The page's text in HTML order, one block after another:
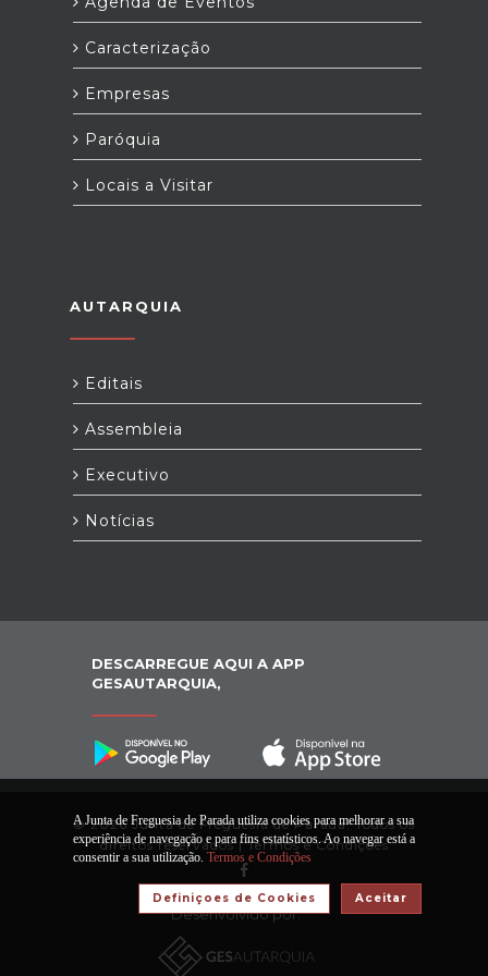
Caracterização
Empresas
Paróquia
Locais a Visitar
AUTARQUIA
Editais
Assembleia
Executivo
Notícias
DESCARREGUE AQUI A APP
GESAUTARQUIA,
© 2026 Junta de Freguesia de Parada. Todos os
direitos reservados |Termos e Condições
Desenvolvido por:
A Junta de Freguesia de Parada utiliza cookies para melhorar a sua
experiência de navegação e para fins estatísticos. Ao navegar está a
consentir a sua utilização. Termos e Condições
Aceitar
Definiçoes de Cookies